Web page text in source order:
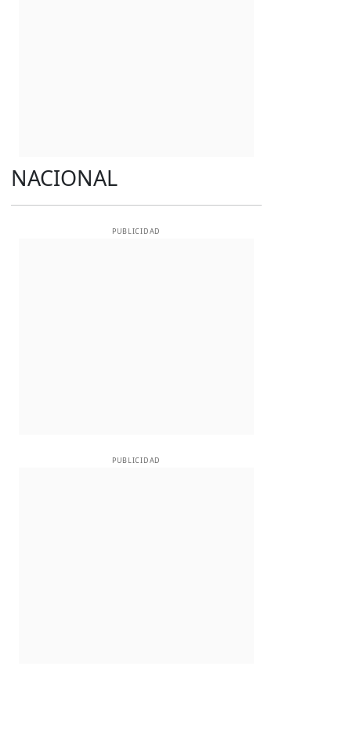
NACIONAL
PUBLICIDAD
PUBLICIDAD